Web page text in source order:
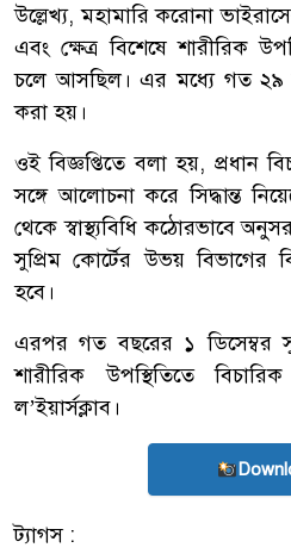
উল্লেখ্য, মহামারি করোনা
এবং ক্ষেত্র বিশেষে শারীরিক
চলে আসছিল। এর মধ্যে গত ২৯
করা হয়।
ওই বিজ্ঞপ্তিতে বলা হয়, প্রধান
সঙ্গে আলোচনা করে সিদ্ধান্ত
থেকে স্বাস্থ্যবিধি কঠোরভাবে
সুপ্রিম কোর্টের উভয় বিভাগের
হবে।
এরপর গত বছরের ১ ডিসেম্বর
শারীরিক উপস্থিতিতে
ল’ইয়ার্সক্লাব।
ট্যাগস :